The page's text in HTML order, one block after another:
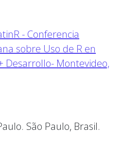
- Conferencia
sobre Uso de R en
Desarrollo- Montevideo,
São Paulo, Brasil.